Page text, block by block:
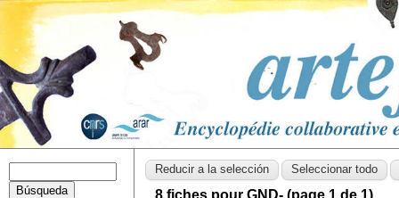
8 fiches pour GND- (page 1 de 1)